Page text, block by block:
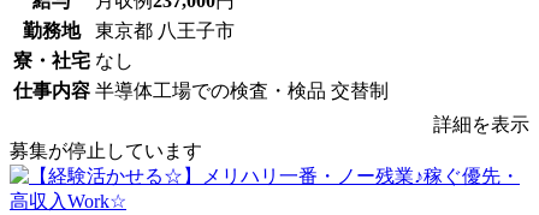
勤務地
東京都 八王子市
寮・社宅 なし
仕事内容 半導体工場での検査・検品 交替制
詳細を表示
募集が停止しています